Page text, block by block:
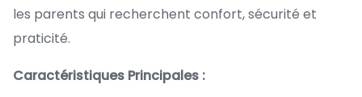
les parents qui recherchent confort, sécurité et
praticité.
Caractéristiques Principales :